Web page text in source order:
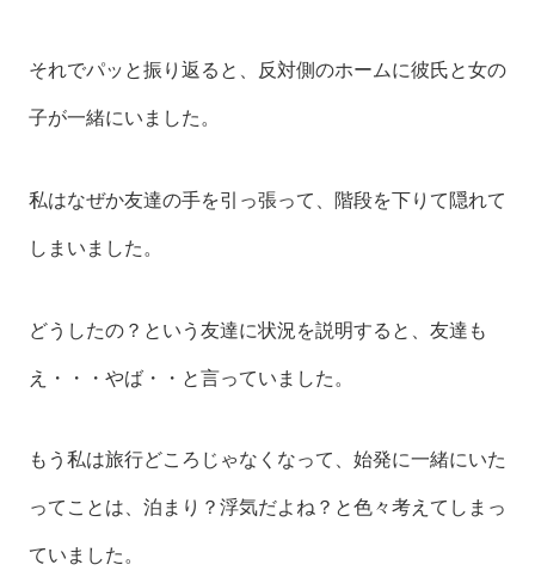
それでパッと振り返ると、反対側のホームに彼氏と女の
子が一緒にいました。
私はなぜか友達の手を引っ張って、階段を下りて隠れて
しまいました。
どうしたの？という友達に状況を説明すると、友達も
え・・・やば・・と言っていました。
もう私は旅行どころじゃなくなって、始発に一緒にいた
ってことは、泊まり？浮気だよね？と色々考えてしまっ
ていました。